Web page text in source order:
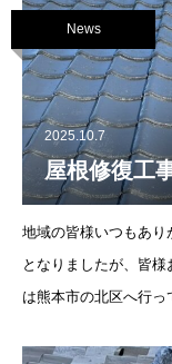
News
2025.10.7
屋根修復工
地域の皆様いつもあり
となりましたが、皆
は熊本市の北区へ行っ